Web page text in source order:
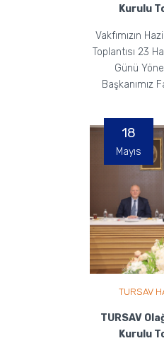
Kurulu
Vakfımızın
Toplantısı 23
Günü
Başkanımız
TURSAV
TURSAV
Kurulu
18
Mayıs